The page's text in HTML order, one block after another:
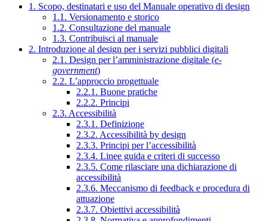
1. Scopo, destinatari e uso del Manuale operativo di design
1.1. Versionamento e storico
1.2. Consultazione del manuale
1.3. Contribuisci al manuale
2. Introduzione al design per i servizi pubblici digitali
2.1. Design per l’amministrazione digitale (e-
government)
2.2. L’approccio progettuale
2.2.1. Buone pratiche
2.2.2. Principi
2.3. Accessibilità
2.3.1. Definizione
2.3.2. Accessibilità by design
2.3.3. Principi per l’accessibilità
2.3.4. Linee guida e criteri di successo
2.3.5. Come rilasciare una dichiarazione di
accessibilità
2.3.6. Meccanismo di feedback e procedura di
attuazione
2.3.7. Obiettivi accessibilità